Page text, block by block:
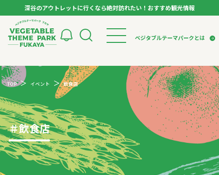
深谷のアウトレットに行くなら絶対訪れたい！おすすめ観光情報
ベジタブルテーマパークとは
検索
トップページ
モデルコース
スポット
イベント
体験
特集記事
ベジタブルテーマパークとは
VTPキャストミーティング
パートナー企業について
市長インタビュー
生産者インタビュー
アンバサダー
お役立ち情報
レシピ集
TOP イベント 飲食店
＃飲食店